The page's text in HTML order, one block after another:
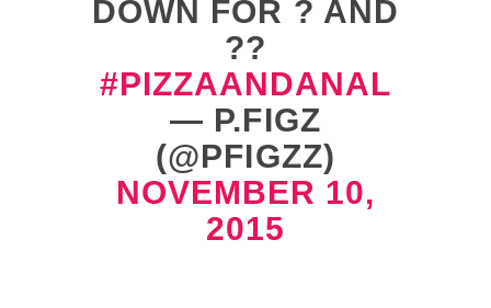
DOWN FOR ? AND
??
#PIZZAANDANAL
— P.FIGZ
(@PFIGZZ)
NOVEMBER 10,
2015